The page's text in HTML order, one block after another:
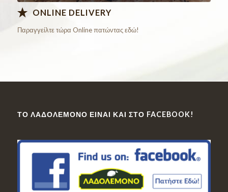
ONLINE DELIVERY
Παραγγείλτε τώρα Online πατώντας εδώ!
ΤΟ ΛΑΔΟΛΈΜΟΝΟ ΕΊΝΑΙ ΚΑΙ ΣΤΟ FACEBOOK!